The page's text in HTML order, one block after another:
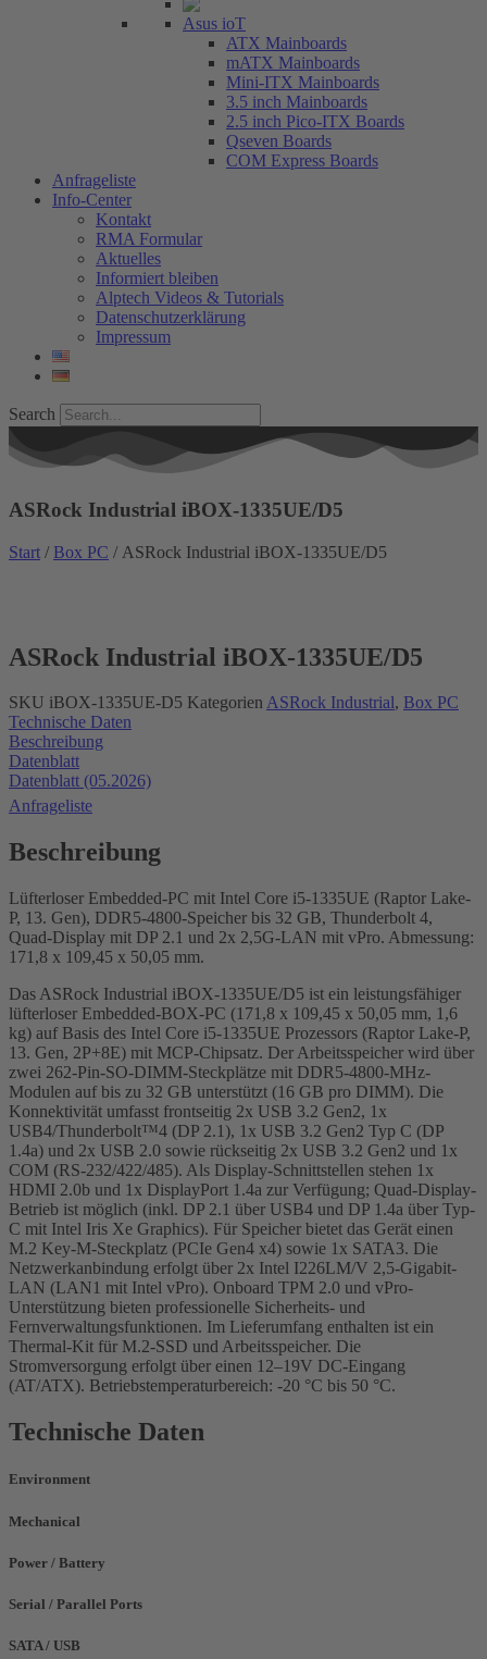
Asus ioT
ATX Mainboards
mATX Mainboards
Mini-ITX Mainboards
3.5 inch Mainboards
2.5 inch Pico-ITX Boards
Qseven Boards
COM Express Boards
Anfrageliste
Info-Center
Kontakt
RMA Formular
Aktuelles
Informiert bleiben
Alptech Videos & Tutorials
Datenschutzerklärung
Impressum
Search
ASRock Industrial iBOX-1335UE/D5
Start / Box PC / ASRock Industrial iBOX-1335UE/D5
ASRock Industrial iBOX-1335UE/D5
SKU iBOX-1335UE-D5 KategorienASRock Industrial, Box PC
Technische Daten
Beschreibung
Datenblatt
Datenblatt (05.2026)
Anfrageliste
Beschreibung
Lüfterloser Embedded-PC mit Intel Core i5-1335UE (Raptor Lake-
P, 13. Gen), DDR5-4800-Speicher bis 32 GB, Thunderbolt 4,
Quad-Display mit DP 2.1 und 2x 2,5G-LAN mit vPro. Abmessung:
171,8 x 109,45 x 50,05 mm.
Das ASRock Industrial iBOX-1335UE/D5 ist ein leistungsfähiger
lüfterloser Embedded-BOX-PC (171,8 x 109,45 x 50,05 mm, 1,6
kg) auf Basis des Intel Core i5-1335UE Prozessors (Raptor Lake-P,
13. Gen, 2P+8E) mit MCP-Chipsatz. Der Arbeitsspeicher wird über
zwei 262-Pin-SO-DIMM-Steckplätze mit DDR5-4800-MHz-
Modulen auf bis zu 32 GB unterstützt (16 GB pro DIMM). Die
Konnektivität umfasst frontseitig 2x USB 3.2 Gen2, 1x
USB4/Thunderbolt™4 (DP 2.1), 1x USB 3.2 Gen2 Typ C (DP
1.4a) und 2x USB 2.0 sowie rückseitig 2x USB 3.2 Gen2 und 1x
COM (RS-232/422/485). Als Display-Schnittstellen stehen 1x
HDMI 2.0b und 1x DisplayPort 1.4a zur Verfügung; Quad-Display-
Betrieb ist möglich (inkl. DP 2.1 über USB4 und DP 1.4a über Typ-
C mit Intel Iris Xe Graphics). Für Speicher bietet das Gerät einen
M.2 Key-M-Steckplatz (PCIe Gen4 x4) sowie 1x SATA3. Die
Netzwerkanbindung erfolgt über 2x Intel I226LM/V 2,5-Gigabit-
LAN (LAN1 mit Intel vPro). Onboard TPM 2.0 und vPro-
Unterstützung bieten professionelle Sicherheits- und
Fernverwaltungsfunktionen. Im Lieferumfang enthalten ist ein
Thermal-Kit für M.2-SSD und Arbeitsspeicher. Die
Stromversorgung erfolgt über einen 12–19V DC-Eingang
(AT/ATX). Betriebstemperaturbereich: -20 °C bis 50 °C.
Technische Daten
Environment
Mechanical
Power / Battery
Serial / Parallel Ports
SATA / USB